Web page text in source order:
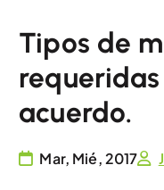
Tipos de
acuerdo.
Mar, Mié, 2017